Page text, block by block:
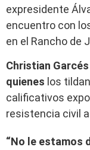
expresidente
encuentro con
en el Rancho de
Christian
quienes los
calificativos
resistencia civil
“No le estamos